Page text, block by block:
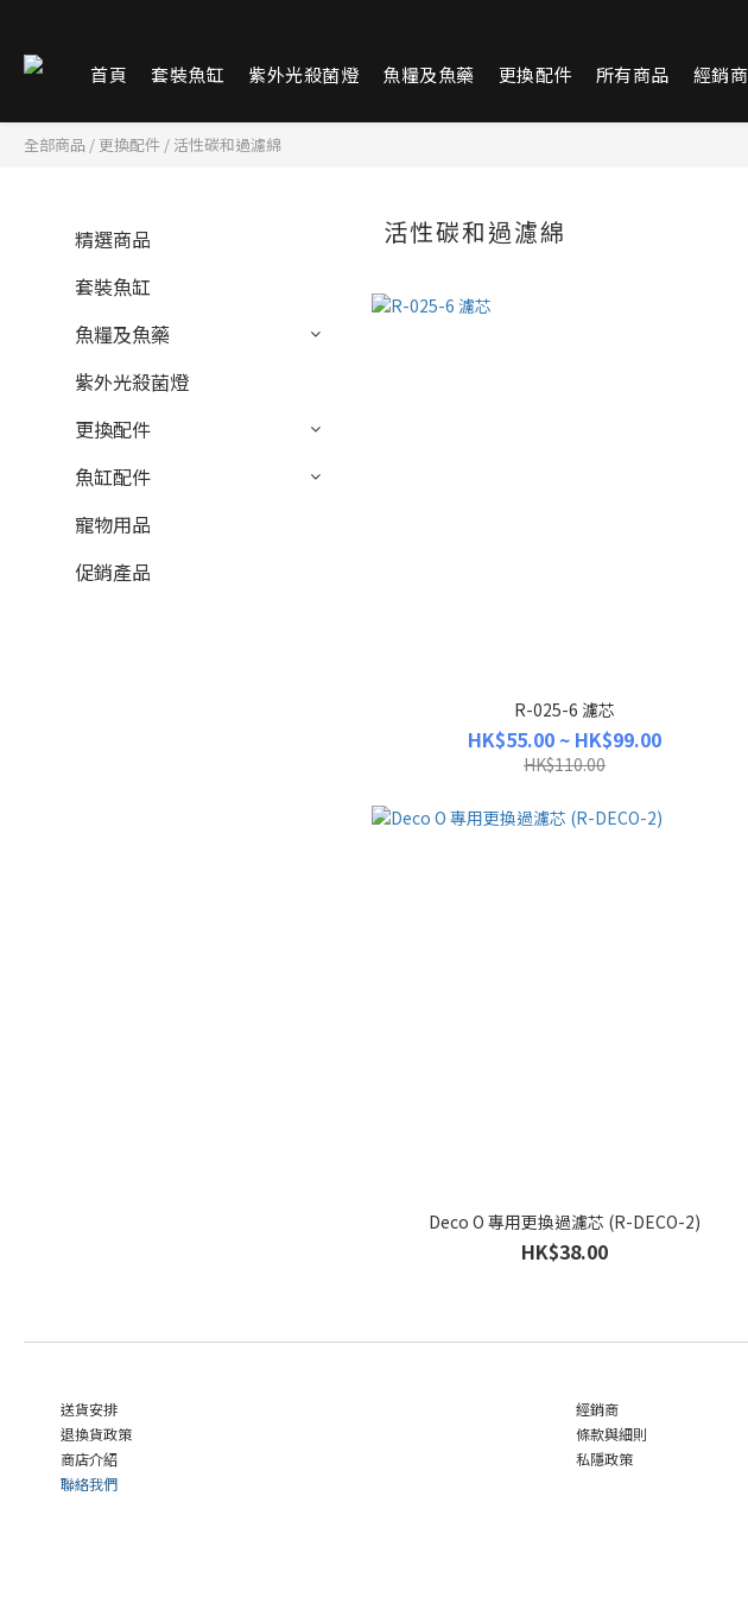
首頁 套裝魚缸 紫外光殺菌燈 魚糧及魚藥 更換配件 所有商品 經銷商
全部商品 / 更換配件 / 活性碳和過濾綿
精選商品
套裝魚缸
魚糧及魚藥
紫外光殺菌燈
更換配件
魚缸配件
寵物用品
促銷產品
活性碳和過濾綿
R-025-6 濾芯
HK$55.00 ~ HK$99.00
HK$110.00
Deco O 專用更換過濾芯 (R-DECO-2)
HK$38.00
送貨安排
退換貨政策
商店介紹
聯絡我們
經銷商
條款與細則
私隱政策